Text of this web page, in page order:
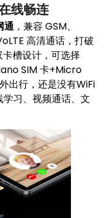
线畅连
通 ，兼容 GSM、
高清通话，打破
槽设计，可选择
SIM 卡+Micro
出行，还是没有WiFi
习、视频通话、文